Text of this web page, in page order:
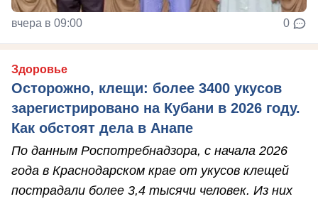
вчера в 09:00 0
Здоровье
Осторожно, клещи: более 3400 укусов
зарегистрировано на Кубани в 2026 году.
Как обстоят дела в Анапе
По данным Роспотребнадзора, с начала 2026
года в Краснодарском крае от укусов клещей
пострадали более 3,4 тысячи человек. Из них